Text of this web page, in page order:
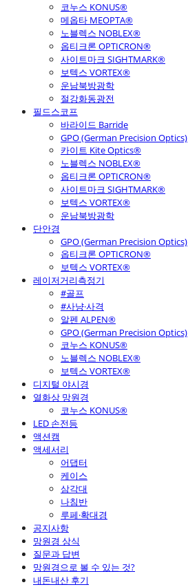
코누스 KONUS®
메옵타 MEOPTA®
노블렉스 NOBLEX®
옵티크론 OPTICRON®
사이트마크 SIGHTMARK®
보텍스 VORTEX®
운남북방광학
절강화동광전
필드스코프
바라이드 Barride
GPO (German Precision Optics)
카이트 Kite Optics®
노블렉스 NOBLEX®
옵티크론 OPTICRON®
사이트마크 SIGHTMARK®
보텍스 VORTEX®
운남북방광학
단안경
GPO (German Precision Optics)
옵티크론 OPTICRON®
보텍스 VORTEX®
레이저거리측정기
#골프
#사냥·사격
알펜 ALPEN®
GPO (German Precision Optics)
코누스 KONUS®
노블렉스 NOBLEX®
보텍스 VORTEX®
디지털 야시경
열화상 망원경
코누스 KONUS®
LED 손전등
액션캠
액세서리
어댑터
케이스
삼각대
나침반
루페·확대경
공지사항
망원경 상식
질문과 답변
망원경으로 볼 수 있는 것?
내돈내산 후기